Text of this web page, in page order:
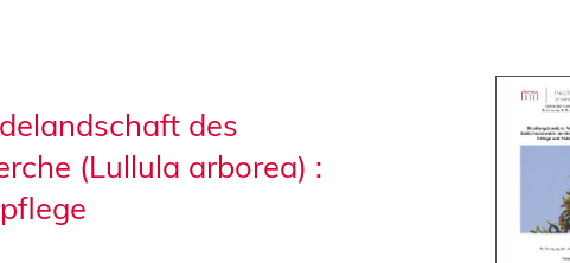
des
(Lullula arborea) :